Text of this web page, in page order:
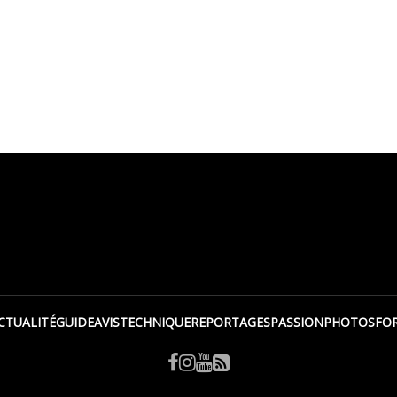
GUIDEAVISTECHNIQUEREPORTAGESPASSIONPHOTOS